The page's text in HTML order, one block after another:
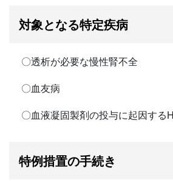
対象となる特定疾病
〇透析が必要な慢性腎不全
〇血友病
〇血液凝固製剤の投与に起因する
特例措置の手続き